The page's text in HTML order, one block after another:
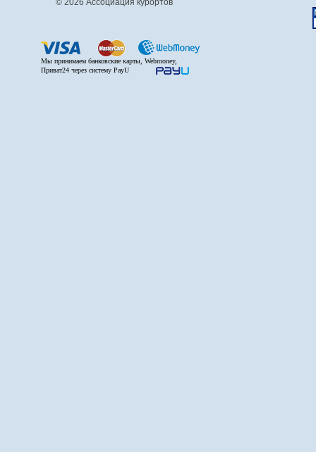
© 2026 Ассоциация курортов
Мы принимаем банковские карты, Webmoney,
Приват24 через систему PayU